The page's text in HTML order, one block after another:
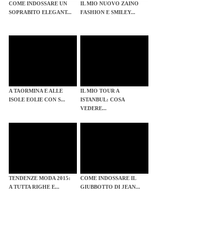
COME INDOSSARE UN
SOPRABITO ELEGANT...
IL MIO NUOVO ZAINO
FASHION E SMILEY...
A TAORMINA E ALLE
ISOLE EOLIE CON S...
IL MIO TOUR A
ISTANBUL: COSA
VEDERE...
TENDENZE MODA 2015:
A TUTTA RIGHE E...
COME INDOSSARE IL
GIUBBOTTO DI JEAN...